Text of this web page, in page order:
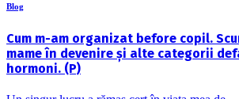
Blog
Cum m-am organizat before copil.
mame în devenire și alte categorii
hormoni. (P)